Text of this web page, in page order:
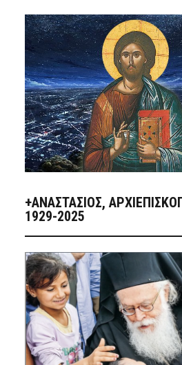
+ΑΝΑΣΤΆΣΙΟΣ,
1929-2025